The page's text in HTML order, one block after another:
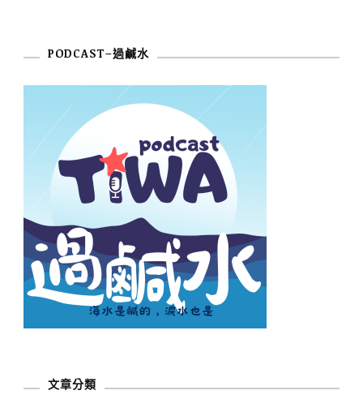
PODCAST–過鹹水
文章分類